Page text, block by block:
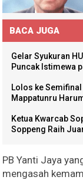
BACA JUGA
Gelar Syukuran
Puncak Istimewa
Lolos ke
Mappatunru
Ketua Kwarcab
Soppeng Raih
PB Yanti Jaya
mengasah